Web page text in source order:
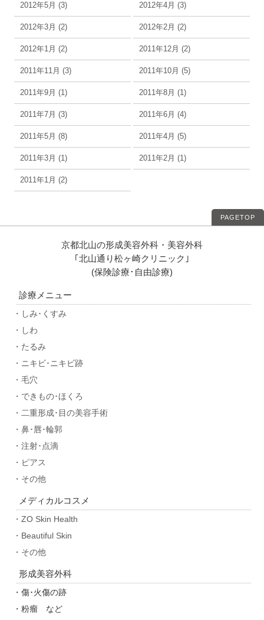
2012年5月 (3) 2012年4月 (3)
2012年3月 (2) 2012年2月 (2)
2012年1月 (2) 2011年12月 (2)
2011年11月 (3) 2011年10月 (5)
2011年9月 (1) 2011年8月 (1)
2011年7月 (3) 2011年6月 (4)
2011年5月 (8) 2011年4月 (5)
2011年3月 (1) 2011年2月 (1)
2011年1月 (2)
PAGETOP
京都北山の形成美容外科・美容外科
｢北山通り松ヶ崎クリニック｣
(保険診療･自由診療)
診療メニュー
・しみ･くすみ
・しわ
・たるみ
・ニキビ･ニキビ跡
・毛穴
・できもの･ほくろ
・二重形成･目の美容手術
・鼻･唇･輪郭
・注射･点滴
・ピアス
・その他
メディカルコスメ
・ZO Skin Health
・Beautiful Skin
・その他
形成美容外科
・傷･火傷の跡
・粉瘤 など